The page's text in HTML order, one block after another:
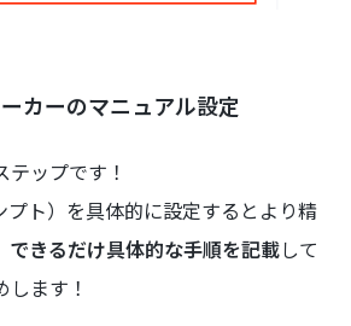
カーのマニュアル設定
ップです！
プト）を具体的に設定するとより精
できるだけ具体的な手順を記載して
ます！